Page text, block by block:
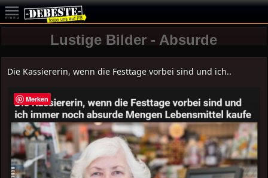
Lustige Bilder - Absurde
Die Kassiererin, wenn die Festtage vorbei sind und ich..
Merken